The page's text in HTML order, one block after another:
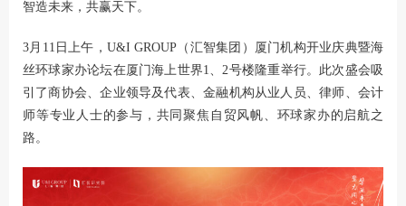
智造未来，共赢天下。
3月11日上午，U&I GROUP（汇智集团）厦门机构开业庆典暨海
丝环球家办论坛在厦门海上世界1、2号楼隆重举行。此次盛会吸
引了商协会、企业领导及代表、金融机构从业人员、律师、会计
师等专业人士的参与，共同聚焦自贸风帆、环球家办的启航之
路。